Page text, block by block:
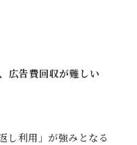
広告費回収が難しい
し利用」が強みとなる